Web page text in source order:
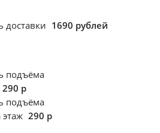
доставки 1690 рублей
подъёма
290 р
подъёма
этаж 290 р